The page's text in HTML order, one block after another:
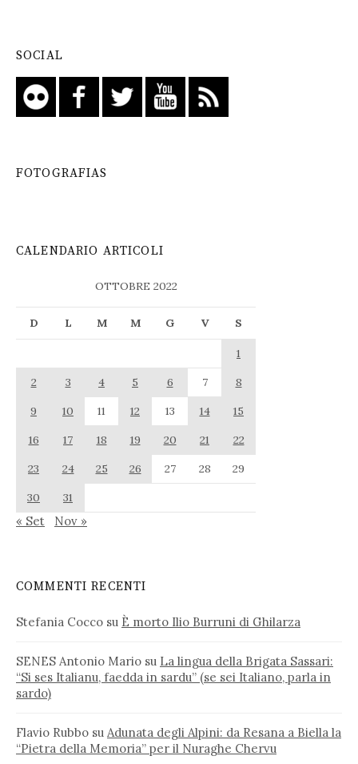
SOCIAL
FOTOGRAFIAS
CALENDARIO ARTICOLI
OTTOBRE 2022
D L M M G V S
1
2
3 4 5 6 7
8
9
10 11 12 13 14
15
16
17 18 19 20 21
22
23
24 25 26 27 28
29
30
31
« Set Nov »
COMMENTI RECENTI
Stefania Cocco su È morto Ilio Burruni di Ghilarza
SENES Antonio Mario su La lingua della Brigata Sassari:
“Si ses Italianu, faedda in sardu” (se sei Italiano, parla in
sardo)
Flavio Rubbo su Adunata degli Alpini: da Resana a Biella la
“Pietra della Memoria” per il Nuraghe Chervu